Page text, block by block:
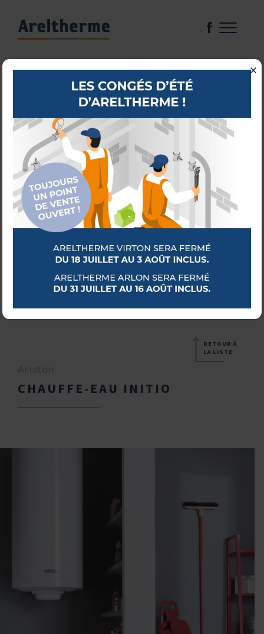
CHAUDIÈRES RADIATEURS
CHAUFFAGE SOL RÉGULATION
SOURCES D’ÉNERGIE
RETOUR À
LA LISTE
CHAUFFE-EAU INITIO
×